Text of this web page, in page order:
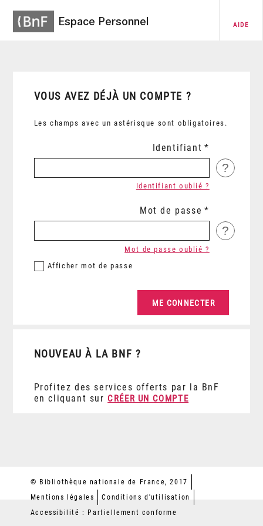
Espace Personnel AIDE
VOUS AVEZ DÉJÀ UN COMPTE ?
Les champs avec un astérisque sont obligatoires.
Identifiant
?
Identifiant oublié ?
Mot de passe
?
Afficher mot de passe
Mot de passe oublié ?
NOUVEAU À LA BNF ?
Profitez des services offerts par la BnF
en cliquant sur CRÉER UN COMPTE
© Bibliothèque nationale de France, 2017
Mentions légales
Conditions d'utilisation
Accessibilité : Partiellement conforme